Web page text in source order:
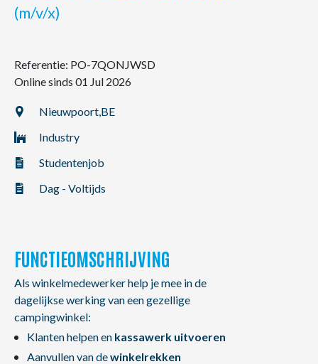
Contact
NL FR EN
(m/v/x)
Referentie: PO-7QONJWSD
Online sinds 01 Jul 2026
Nieuwpoort,BE
Industry
Studentenjob
Dag - Voltijds
FUNCTIEOMSCHRIJVING
Als winkelmedewerker help je mee in de
dagelijkse werking van een gezellige
campingwinkel:
Klanten helpen en kassawerk uitvoeren
Aanvullen van dewinkelrekken